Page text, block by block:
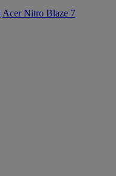
Acer Nitro Blaze 7